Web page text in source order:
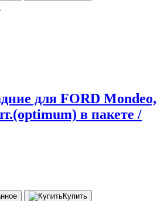
для FORD Mondeo,
в пакете /
Купить